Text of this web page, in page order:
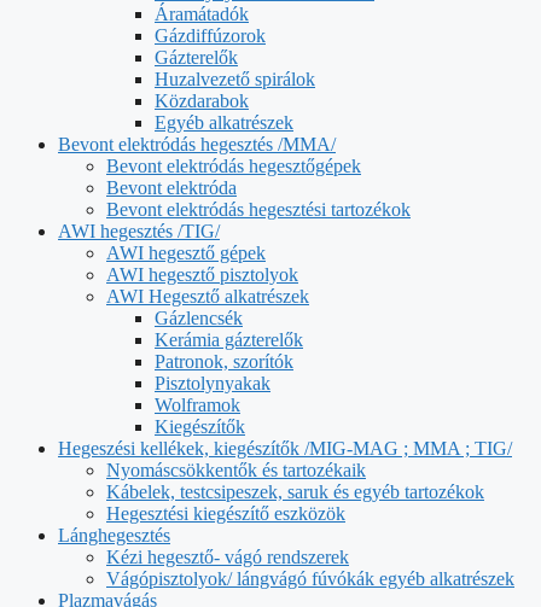
Áramátadók
Gázdiffúzorok
Gázterelők
Huzalvezető spirálok
Közdarabok
Egyéb alkatrészek
Bevont elektródás hegesztés /MMA/
Bevont elektródás hegesztőgépek
Bevont elektróda
Bevont elektródás hegesztési tartozékok
AWI hegesztés /TIG/
AWI hegesztő gépek
AWI hegesztő pisztolyok
AWI Hegesztő alkatrészek
Gázlencsék
Kerámia gázterelők
Patronok, szorítók
Pisztolynyakak
Wolframok
Kiegészítők
Hegeszési kellékek, kiegészítők /MIG-MAG ; MMA ; TIG/
Nyomáscsökkentők és tartozékaik
Kábelek, testcsipeszek, saruk és egyéb tartozékok
Hegesztési kiegészítő eszközök
Lánghegesztés
Kézi hegesztő- vágó rendszerek
Vágópisztolyok/ lángvágó fúvókák egyéb alkatrészek
Plazmavágás